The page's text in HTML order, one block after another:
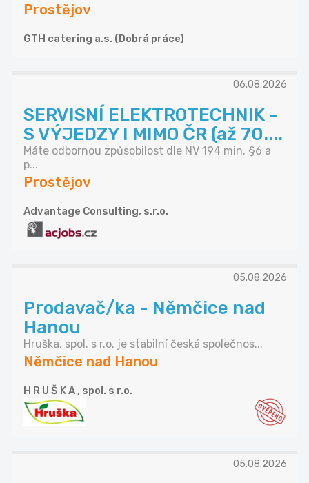
Prostějov
GTH catering a.s. (Dobrá práce)
06.08.2026
SERVISNÍ ELEKTROTECHNIK -
S VÝJEDZY I MIMO ČR (až 70....
Máte odbornou způsobilost dle NV 194 min. §6 a
p...
Prostějov
Advantage Consulting, s.r.o.
05.08.2026
Prodavač/ka - Němčice nad
Hanou
Hruška, spol. s r.o. je stabilní česká společnos...
Němčice nad Hanou
H R U Š K A , spol. s r.o.
05.08.2026